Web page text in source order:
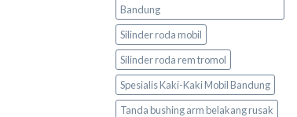
Bandung
Silinder roda mobil
Silinder roda rem tromol
Spesialis Kaki-Kaki Mobil Bandung
Tanda bushing arm belakang rusak